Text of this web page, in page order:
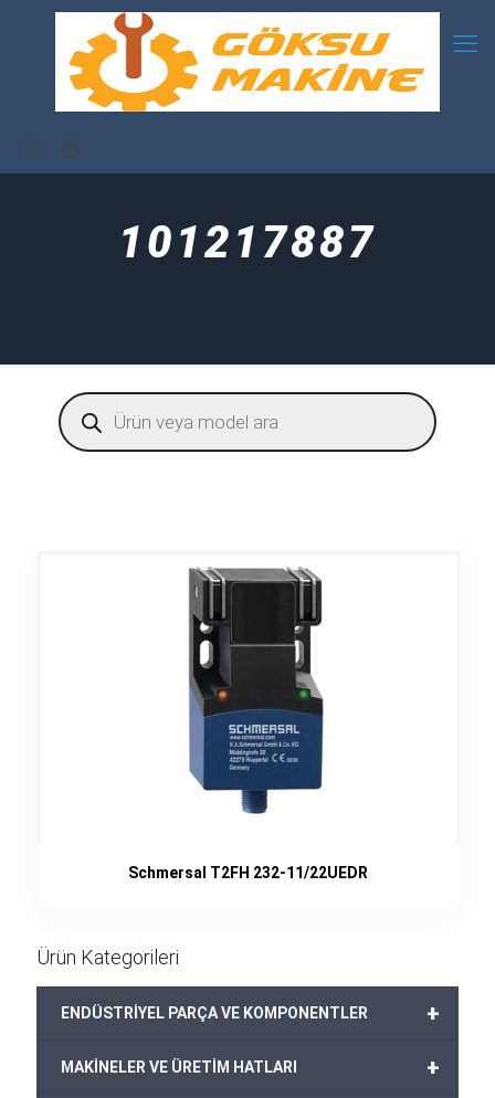
101217887
Products
search
Schmersal T2FH 232-11/22UEDR
Ürün Kategorileri
+
ENDÜSTRİYEL PARÇA VE KOMPONENTLER
+
MAKİNELER VE ÜRETİM HATLARI